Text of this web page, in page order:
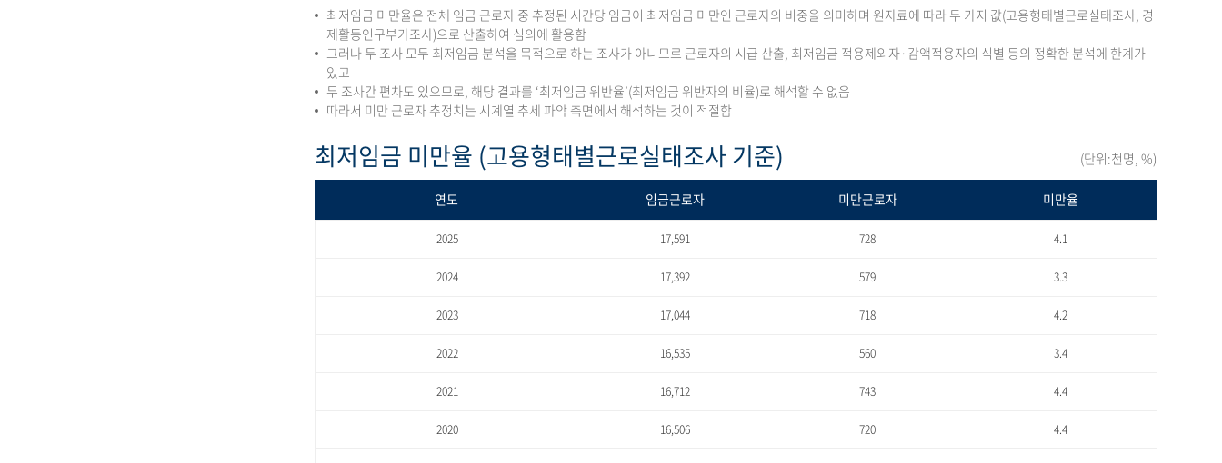
최저임금 미만율은 전체 임금 근로자 중 추정된 시간당 임금이 최저임금 미만인 근로자의 비중을 의미하며 원자료에 따라 두 가지 값(고용형태별근로실태조사, 경
제활동인구부가조사)으로 산출하여 심의에 활용함
그러나 두 조사 모두 최저임금 분석을 목적으로 하는 조사가 아니므로 근로자의 시급 산출, 최저임금 적용제외자·감액적용자의 식별 등의 정확한 분석에 한계가
있고
두 조사간 편차도 있으므로, 해당 결과를 ‘최저임금 위반율’(최저임금 위반자의 비율)로 해석할 수 없음
따라서 미만 근로자 추정치는 시계열 추세 파악 측면에서 해석하는 것이 적절함
최저임금 미만율 (고용형태별근로실태조사 기준) (단위:천명, %)
연도 임금근로자 미만근로자 미만율
2025 17,591 728 4.1
2024 17,392 579 3.3
2023 17,044 718 4.2
2022 16,535 560 3.4
2021 16,712 743 4.4
2020 16,506 720 4.4